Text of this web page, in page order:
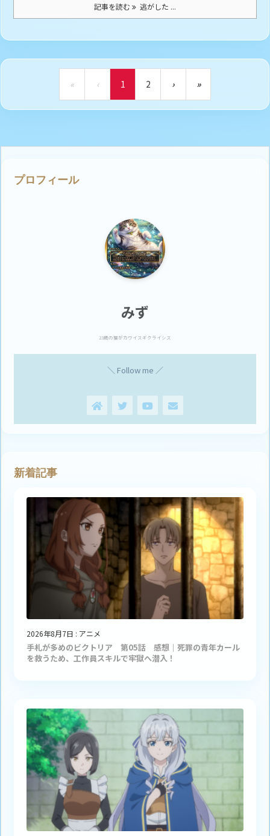
記事を読む 逃がした ...
« ‹ 1 2 › »
プロフィール
みず
23歳の猫がカワイスギクライシス
＼ Follow me ／
新着記事
2026年8月7日 : アニメ
手札が多めのビクトリア 第05話 感想｜死罪の青年カール
を救うため、工作員スキルで牢獄へ潜入！